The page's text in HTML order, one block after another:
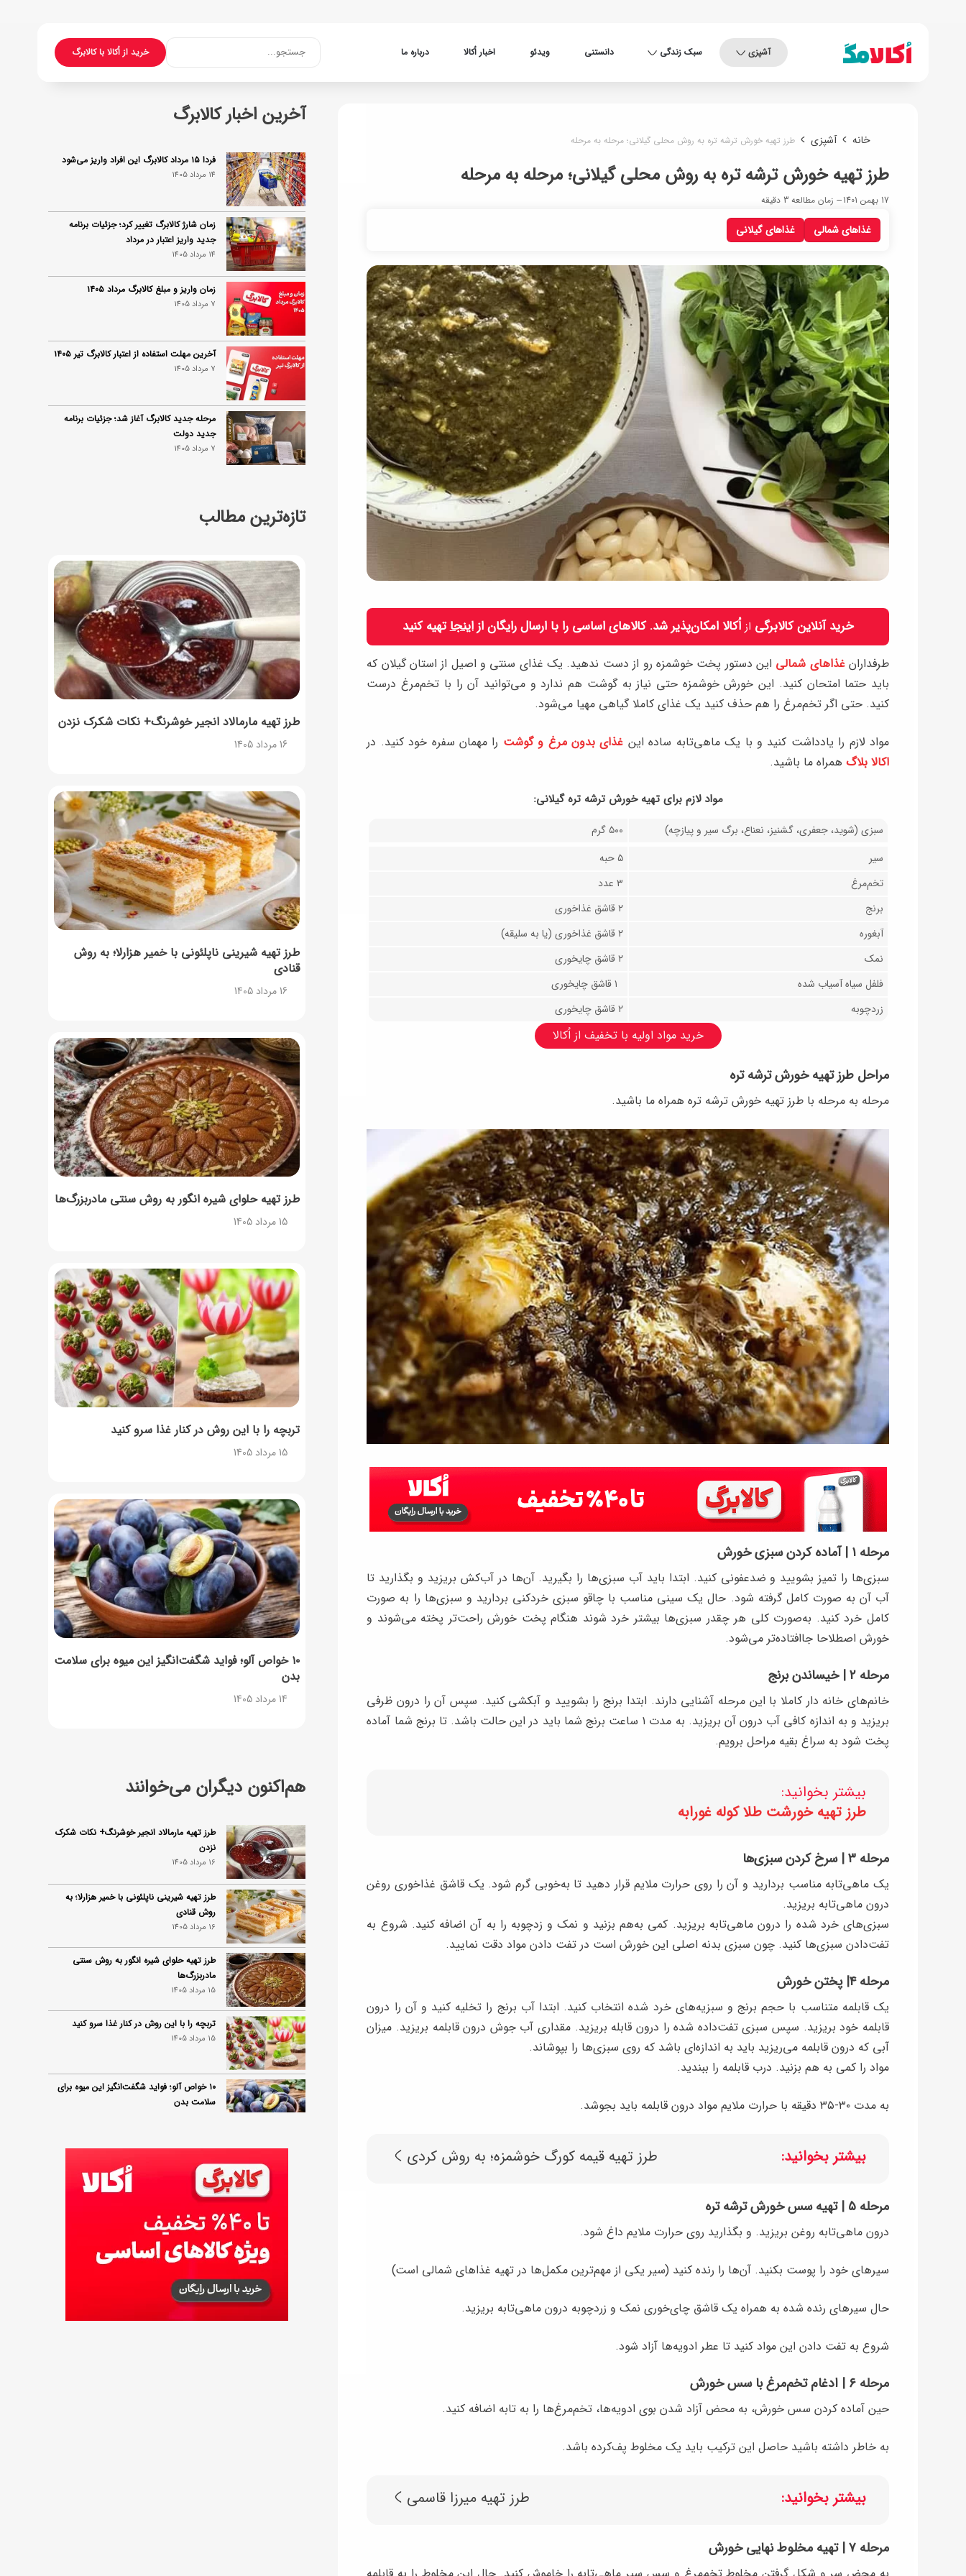
آشپزی سبک زندگی دانستنی ویدئو اخبار اُکالا درباره ما خرید از اُکالا با کالابرگجستجو...
خانه آشپزی طرز تهیه خورش ترشه تره به روش محلی گیلانی؛ مرحله به مرحله
غذاهای شمالی غذاهای گیلانی
طرز تهیه خورش ترشه تره به روش محلی گیلانی؛ مرحله به مرحله
17 بهمن 1401 زمان مطالعه 3 دقیقه
خرید آنلاین کالابرگی ازاُکالا امکان‌پذیر شد. کالاهای اساسی را با ارسال رایگان ازاینجاتهیه کنید
طرفدارانغذاهای شمالی این دستور پخت خوشمزه رو از دست ندهید. یک غذای سنتی و اصیل از استان گیلان که
باید حتما امتحان کنید. این خورش خوشمزه حتی نیاز به گوشت هم ندارد و می‌توانید آن را با تخم‌مرغ درست
کنید. حتی اگر تخم‌مرغ را هم حذف کنید یک غذای کاملا گیاهی مهیا می‌شود.
مواد لازم را یادداشت کنید و با یک ماهی‌تابه ساده این غذای بدون مرغ و گوشت را مهمان سفره خود کنید. در
اکالا بلاگ همراه ما باشید.
مواد لازم برای تهیه خورش ترشه تره گیلانی:
سبزی (شوید، جعفری، گشنیز، نعناع، برگ سیر و پیازچه)
۵۰۰ گرم
سیر
۵ حبه
تخم‌مرغ
۳ عدد
برنج
۲ قاشق غذاخوری
آبغوره
۲ قاشق غذاخوری (یا به سلیقه)
نمک
۲ قاشق چایخوری
فلفل سیاه آسیاب شده
زردچوبه
۲ قاشق چایخوری
خرید مواد اولیه با تخفیف از اُکالا
مراحل طرز تهیه خورش ترشه تره
مرحله به مرحله با طرز تهیه خورش ترشه تره همراه ما باشید.
مرحله ۱ | آماده کردن سبزی خورش
سبزی‌ها را تمیز بشویید و ضدعفونی کنید. ابتدا باید آب سبزی‌ها را بگیرید. آن‌ها در آب‌کش بریزید و بگذارید تا
آب آن به صورت کامل گرفته شود. حال یک سینی مناسب با چاقو سبزی خردکنی بردارید و سبزی‌ها را به صورت
کامل خرد کنید. به‌صورت کلی هر چقدر سبزی‌ها بیشتر خرد شوند هنگام پخت خورش راحت‌تر پخته می‌شوند و
خورش اصطلاحا جاافتاده‌تر می‌شود.
مرحله ۲ | خیساندن برنج
خانم‌های خانه دار کاملا با این مرحله آشنایی دارند. ابتدا برنج را بشویید و آبکشی کنید. سپس آن را درون ظرفی
بریزید و به اندازه کافی آب درون آن بریزید. به مدت ۱ ساعت برنج شما باید در این حالت باشد. تا برنج شما آماده
پخت شود به سراغ بقیه مراحل برویم.
بیشتر بخوانید:
طرز تهیه خورشت طلا کوله غورابه
مرحله ۳ | سرخ کردن سبزی‌ها
یک ماهی‌تابه مناسب بردارید و آن را روی حرارت ملایم قرار دهید تا به‌خوبی گرم شود. یک قاشق غذاخوری روغن
درون ماهی‌تابه بریزید.
سبزی‌های خرد شده را درون ماهی‌تابه بریزید. کمی به‌هم بزنید و نمک و زدچوبه را به آن اضافه کنید. شروع به
تفت‌دادن سبزی‌ها کنید. چون سبزی بدنه اصلی این خورش است در تفت دادن مواد دقت نمایید.
مرحله ۴| پختن خورش
یک قابلمه متناسب با حجم برنج و سبزیه‌های خرد شده انتخاب کنید. ابتدا آب برنج را تخلیه کنید و آن را درون
قابلمه خود بریزید. سپس سبزی تفت‌داده شده را درون قابله بریزید. مقداری آب جوش درون قابلمه بریزید. میزان
آبی که درون قابلمه می‌ریزید باید به اندازه‌ای باشد که روی سبزی‌ها را بپوشاند.
مواد را کمی به هم بزنید. درب قابلمه را ببندید.
به مدت ۳۰-۳۵ دقیقه با حرارت ملایم مواد درون قابلمه باید بجوشد.
بیشتر بخوانید: طرز تهیه قیمه کورگ خوشمزه؛ به روش کردی
مرحله ۵ | تهیه سس خورش ترشه تره
درون ماهی‌تابه روغن بریزید. و بگذارید روی حرارت ملایم داغ شود.
سیرهای خود را پوست بکنید. آن‌ها را رنده کنید (سیر یکی از مهم‌ترین مکمل‌ها در تهیه غذاهای شمالی است)
حال سیرهای رنده شده به همراه یک قاشق چای‌خوری نمک و زردچوبه درون ماهی‌تابه بریزید.
شروع به تفت دادن این مواد کنید تا عطر ادویه‌ها آزاد شود.
مرحله ۶ | ادغام تخم‌مرغ با سس خورش
حین آماده کردن سس خورش، به محض آزاد شدن بوی ادویه‌ها، تخم‌مرغ‌ها را به تابه اضافه کنید.
به خاطر داشته باشید حاصل این ترکیب باید یک مخلوط پف‌کرده باشد.
بیشتر بخوانید: طرز تهیه میرزا قاسمی
مرحله ۷ | تهیه مخلوط نهایی خورش
آخرین اخبار کالابرگ
فردا ۱۵ مرداد کالابرگ این افراد واریز می‌شود
14 مرداد 1405
زمان شارژ کالابرگ تغییر کرد؛ جزئیات برنامه
جدید واریز اعتبار در مرداد
14 مرداد 1405
زمان واریز و مبلغ کالابرگ مرداد ۱۴۰۵
7 مرداد 1405
آخرین مهلت استفاده از اعتبار کالابرگ تیر ۱۴۰۵
7 مرداد 1405
مرحله جدید کالابرگ آغاز شد؛ جزئیات برنامه
جدید دولت
7 مرداد 1405
تازه‌ترین مطالب
طرز تهیه مارمالاد انجیر خوشرنگ+ نکات شکرک نزدن
16 مرداد 1405
طرز تهیه شیرینی ناپلئونی با خمیر هزارلا؛ به روش
قنادی
16 مرداد 1405
طرز تهیه حلوای شیره انگور به روش سنتی مادربزرگ‌ها
15 مرداد 1405
تربچه را با این روش در کنار غذا سرو کنید
15 مرداد 1405
۱۰ خواص آلو؛ فواید شگفت‌انگیز این میوه برای سلامت
بدن
14 مرداد 1405
هم‌اکنون دیگران می‌خوانند
طرز تهیه مارمالاد انجیر خوشرنگ+ نکات شکرک
نزدن
16 مرداد 1405
طرز تهیه شیرینی ناپلئونی با خمیر هزارلا؛ به
روش قنادی
16 مرداد 1405
طرز تهیه حلوای شیره انگور به روش سنتی
مادربزرگ‌ها
15 مرداد 1405
تربچه را با این روش در کنار غذا سرو کنید
15 مرداد 1405
۱۰ خواص آلو؛ فواید شگفت‌انگیز این میوه برای
سلامت بدن
فردا ۱۵ مرداد کالابرگ این افراد واریز می‌شود
14 مرداد 1405
زمان شارژ کالابرگ تغییر کرد؛ جزئیات برنامه
جدید واریز اعتبار در مرداد
14 مرداد 1405
توصیه‌های مهم برای دفع انواع حشرات در خانه
14 مرداد 1405